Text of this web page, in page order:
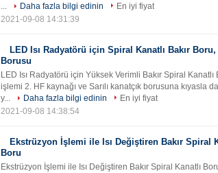
...
Daha fazla bilgi edinin
En iyi fiyat
2021-09-08 14:31:39
LED Isı Radyatörü için Spiral Kanatlı Bakır
Borusu
LED Isı Radyatörü için Yüksek Verimli Bakır Spiral Kanatlı
işlemi 2. HF kaynağı ve Sarılı kanatçık borusuna kıyasla
y...
Daha fazla bilgi edinin
En iyi fiyat
2021-09-08 14:38:54
Ekstrüzyon İşlemi ile Isı Değiştiren Bakır Spiral
Boru
Ekstrüzyon İşlemi ile Isı Değiştiren Bakır Spiral Kanatlı